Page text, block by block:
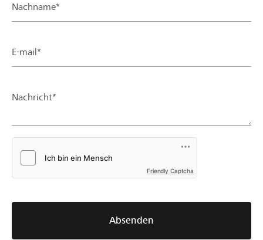
Nachname*
E-mail*
Nachricht*
Friendly Captcha
Absenden